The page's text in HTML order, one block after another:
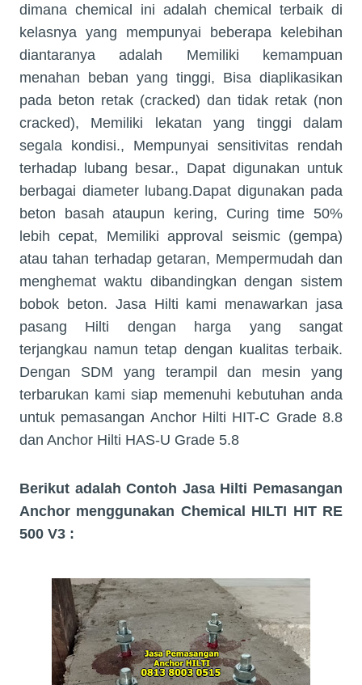
dimana chemical ini adalah chemical terbaik di
kelasnya yang mempunyai beberapa kelebihan
diantaranya adalah Memiliki kemampuan
menahan beban yang tinggi, Bisa diaplikasikan
pada beton retak (cracked) dan tidak retak (non
cracked), Memiliki lekatan yang tinggi dalam
segala kondisi., Mempunyai sensitivitas rendah
terhadap lubang besar., Dapat digunakan untuk
berbagai diameter lubang.Dapat digunakan pada
beton basah ataupun kering, Curing time 50%
lebih cepat, Memiliki approval seismic (gempa)
atau tahan terhadap getaran, Mempermudah dan
menghemat waktu dibandingkan dengan sistem
bobok beton. Jasa Hilti kami menawarkan jasa
pasang Hilti dengan harga yang sangat
terjangkau namun tetap dengan kualitas terbaik.
Dengan SDM yang terampil dan mesin yang
terbarukan kami siap memenuhi kebutuhan anda
untuk pemasangan Anchor Hilti HIT-C Grade 8.8
dan Anchor Hilti HAS-U Grade 5.8
Berikut adalah Contoh Jasa Hilti Pemasangan
Anchor menggunakan Chemical HILTI HIT RE
500 V3 :